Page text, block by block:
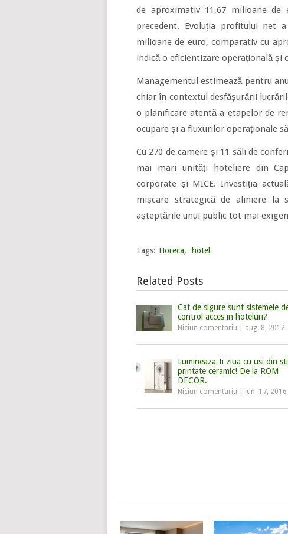
de aproximativ 11,67 milioane
precedent. Evoluția profitului net
milioane de euro, comparativ cu
indică o eficientizare operațională și
Managementul estimează pentru
chiar în contextul desfășurării
o planificare atentă a etapelor de
ocupare și a fluxurilor operaționale
Cu 270 de camere și 11 săli de
mai mari unități hoteliere din
corporate și MICE. Investiția
mișcare strategică de aliniere la
așteptările unui public tot mai
Tags: Horeca, hotel
Related Posts
Cat de sigure sunt sistemele
control acces in hoteluri?
Niciun comentariu aug. 8, 2012
Lumineaza-ti ziua cu usi din
printate ceramic! De la ROM
DECOR.
Niciun comentariu iun. 17, 2016